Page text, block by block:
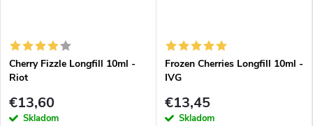
Cherry Fizzle Longfill 10ml -
Riot
€13,60
Skladom
Frozen Cherries Longfill 10ml -
IVG
€13,45
Skladom